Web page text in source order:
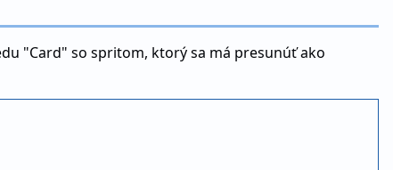
"Card" so spritom, ktorý sa má presunúť ako